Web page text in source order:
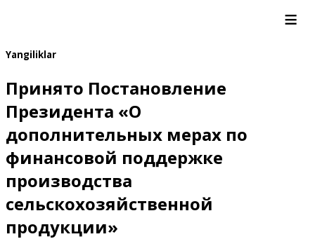
≡
Yangiliklar
Принято Постановление
Президента «О
дополнительных мерах по
финансовой поддержке
производства
сельскохозяйственной
продукции»